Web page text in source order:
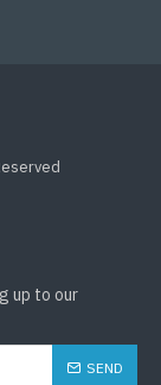
up to our
SEND